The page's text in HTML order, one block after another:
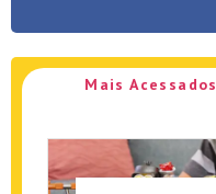
Mais Acessados